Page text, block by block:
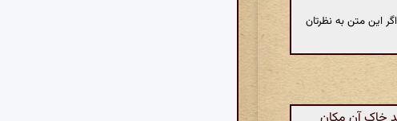
این متن به نظرتان